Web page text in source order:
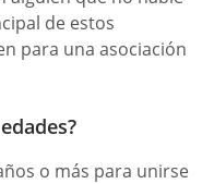
de estos
para una asociación
o más para unirse